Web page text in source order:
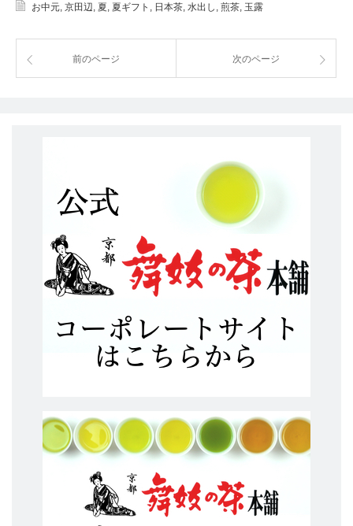
お中元, 京田辺, 夏, 夏ギフト , 日本茶, 水出し , 煎茶, 玉露
前のページ 次のページ